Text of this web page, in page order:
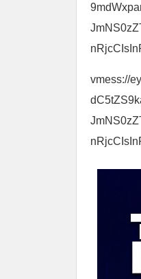
vmess://